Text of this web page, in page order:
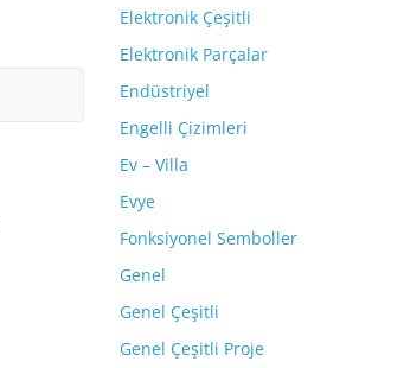
Elektronik Çeşitli
Elektronik Parçalar
Endüstriyel
Engelli Çizimleri
Ev – Villa
Evye
Fonksiyonel Semboller
Genel
Genel Çeşitli
Genel Çeşitli Proje